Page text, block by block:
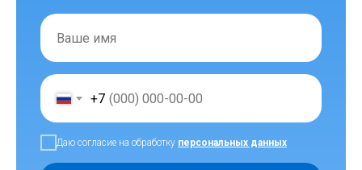
+7
Даю согласие на обработку персональных данных